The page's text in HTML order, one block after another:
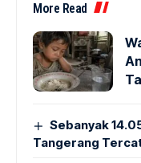
More Read
Sebanyak
Tangerang